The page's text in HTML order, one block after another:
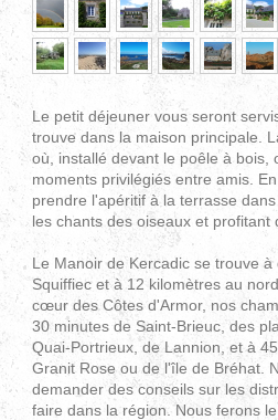
Le petit déjeuner vous seront
trouve dans la maison principale.
où, installé devant le poêle à bois,
moments privilégiés entre amis.
prendre l'apéritif à la terrasse
les chants des oiseaux et profitant
Le Manoir de Kercadic se trouve
Squiffiec et à 12 kilomètres au
cœur des Côtes d'Armor, nos
30 minutes de Saint-Brieuc, des
Quai-Portrieux, de Lannion, et à
Granit Rose ou de l'île de Bréhat.
demander des conseils sur les
faire dans la région. Nous ferons